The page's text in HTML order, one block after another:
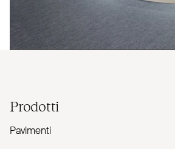
Prodotti
Pavimenti